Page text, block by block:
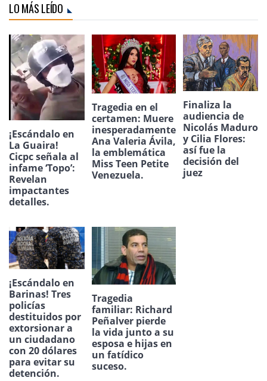
LO MÁS LEÍDO
¡Escándalo en
La Guaira!
Cicpc señala al
infame ‘Topo’:
Revelan
impactantes
detalles.
Tragedia en el
certamen: Muere
inesperadamente
Ana Valeria Ávila,
la emblemática
Miss Teen Petite
Venezuela.
Finaliza la
audiencia de
Nicolás Maduro
y Cilia Flores:
así fue la
decisión del
juez
¡Escándalo en
Barinas! Tres
policías
destituidos por
extorsionar a
un ciudadano
con 20 dólares
para evitar su
detención.
Tragedia
familiar: Richard
Peñalver pierde
la vida junto a su
esposa e hijas en
un fatídico
suceso.